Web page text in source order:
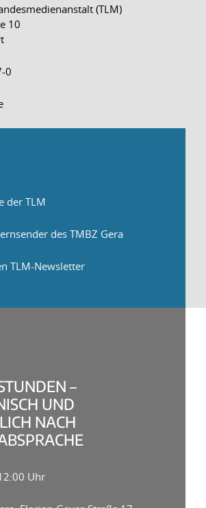
(TLM)
10
0
der TLM
des TMBZ Gera
TLM-Newsletter
–
UND
NACH
Uhr